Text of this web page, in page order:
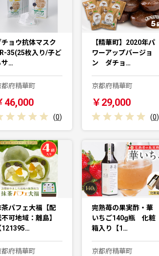
チョウ抗体マスク
35(25枚入り/子ど
サ…
都府精華町
46,000
(0)
【精華町】2020年パ
ワーアップバージョ
ン ダチョ…
京都府精華町
￥29,000
(0)
茶パフェ大福【配
可地域：離島】
121395…
都府精華町
完熟苺の果実酢・華
いちご140g瓶 化粧
箱入り【1…
京都府精華町